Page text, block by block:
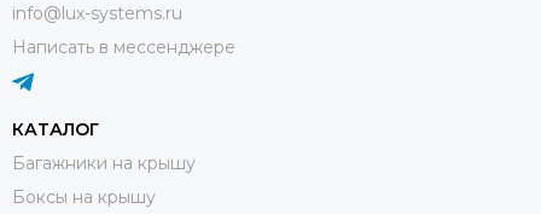
info@lux-systems.ru
Написать в мессенджере
КАТАЛОГ
Багажники на крышу
Боксы на крышу